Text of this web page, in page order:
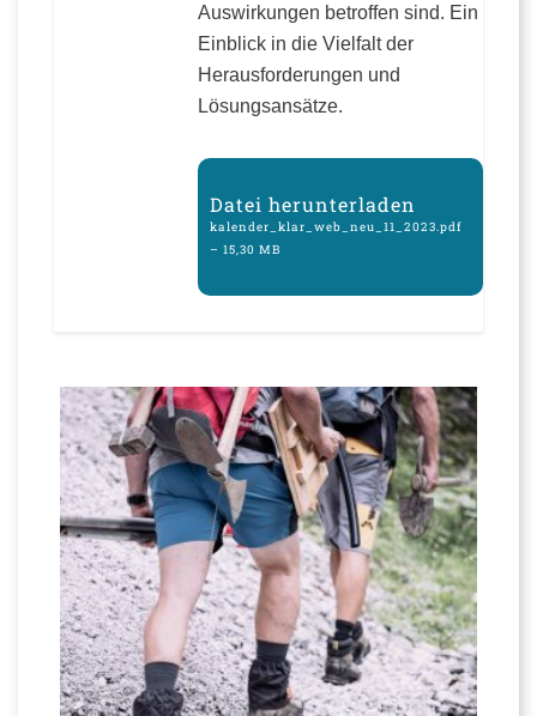
Auswirkungen betroffen sind. Ein
Einblick in die Vielfalt der
Herausforderungen und
Lösungsansätze.
Datei herunterladen
kalender_klar_web_neu_11_2023.pdf
– 15,30 MB